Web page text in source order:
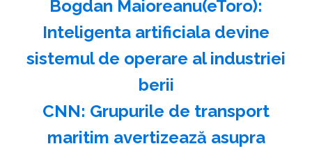
Bogdan Maioreanu(eToro):
Inteligenta artificiala devine
sistemul de operare al industriei
berii
CNN: Grupurile de transport
maritim avertizează asupra